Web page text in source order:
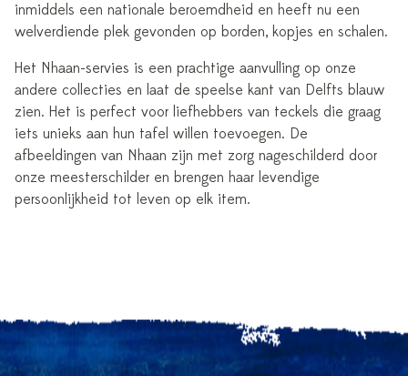
inmiddels een nationale beroemdheid en heeft nu een
welverdiende plek gevonden op borden, kopjes en schalen.
Het Nhaan-servies is een prachtige aanvulling op onze
andere collecties en laat de speelse kant van Delfts blauw
zien. Het is perfect voor liefhebbers van teckels die graag
iets unieks aan hun tafel willen toevoegen. De
afbeeldingen van Nhaan zijn met zorg nageschilderd door
onze meesterschilder en brengen haar levendige
persoonlijkheid tot leven op elk item.